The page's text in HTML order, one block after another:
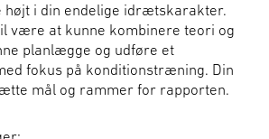
i din endelige idrætskarakter.
være at kunne kombinere teori og
planlægge og udføre et
fokus på konditionstræning. Din
mål og rammer for rapporten.